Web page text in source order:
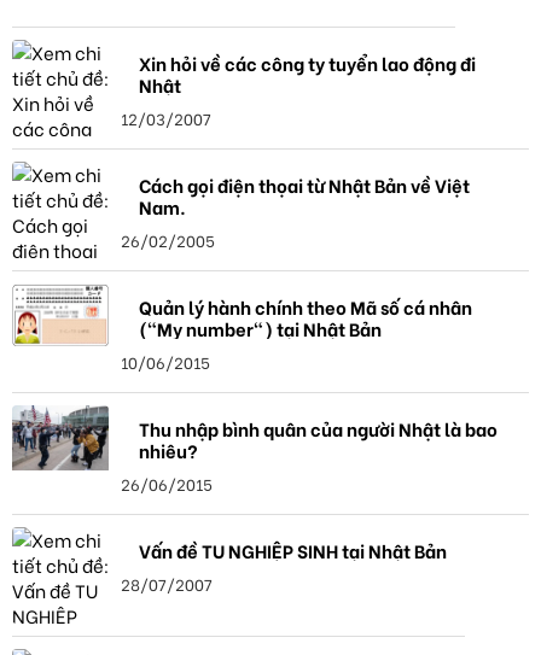
Xin hỏi về các công ty tuyển lao động đi
Nhật
12/03/2007
Cách gọi điện thọai từ Nhật Bản về Việt
Nam.
26/02/2005
Quản lý hành chính theo Mã số cá nhân
("My number") tại Nhật Bản
10/06/2015
Thu nhập bình quân của người Nhật là bao
nhiêu?
26/06/2015
Vấn đề TU NGHIỆP SINH tại Nhật Bản
28/07/2007